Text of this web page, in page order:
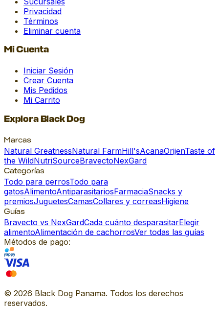
Privacidad
Términos
Eliminar cuenta
Mi Cuenta
Iniciar Sesión
Crear Cuenta
Mis Pedidos
Mi Carrito
Explora Black Dog
Marcas
Natural GreatnessNatural FarmHill'sAcanaOrijenTaste of
the WildNutriSourceBravectoNexGard
Categorías
Todo para perrosTodo para
gatosAlimentoAntiparasitariosFarmaciaSnacks y
premiosJuguetesCamasCollares y correasHigiene
Guías
Bravecto vs NexGardCada cuánto desparasitarElegir
alimentoAlimentación de cachorrosVer todas las guías
Métodos de pago:
© 2026 Black Dog Panama. Todos los derechos
reservados.